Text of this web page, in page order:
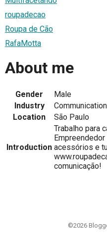
roupadecao
Roupa de Cão
RafaMotta
About me
Gender
Male
Industry
Location
São Paulo
Introduction
Trabalho para
Empreendedor
acessórios e
comunicação!
©2026